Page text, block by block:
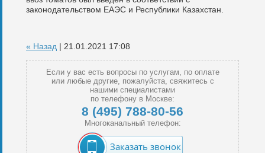
законодательством ЕАЭС и Республики Казахстан.
« Назад | 21.01.2021 17:08
Если у вас есть вопросы по услугам, по оплате
или любые другие, пожалуйста, свяжитесь с
нашими специалистами
по телефону в Москве:
8 (495) 788-80-56
Многоканальный телефон:
Заказать звонок